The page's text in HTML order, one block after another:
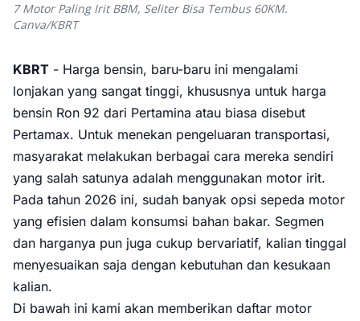
7 Motor Paling Irit BBM, Seliter Bisa Tembus 60KM.
Canva/KBRT
KBRT - Harga bensin, baru-baru ini mengalami
lonjakan yang sangat tinggi, khususnya untuk harga
bensin Ron 92 dari Pertamina atau biasa disebut
Pertamax. Untuk menekan pengeluaran transportasi,
masyarakat melakukan berbagai cara mereka sendiri
yang salah satunya adalah menggunakan motor irit.
Pada tahun 2026 ini, sudah banyak opsi sepeda motor
yang efisien dalam konsumsi bahan bakar. Segmen
dan harganya pun juga cukup bervariatif, kalian tinggal
menyesuaikan saja dengan kebutuhan dan kesukaan
kalian.
Di bawah ini kami akan memberikan daftar motor